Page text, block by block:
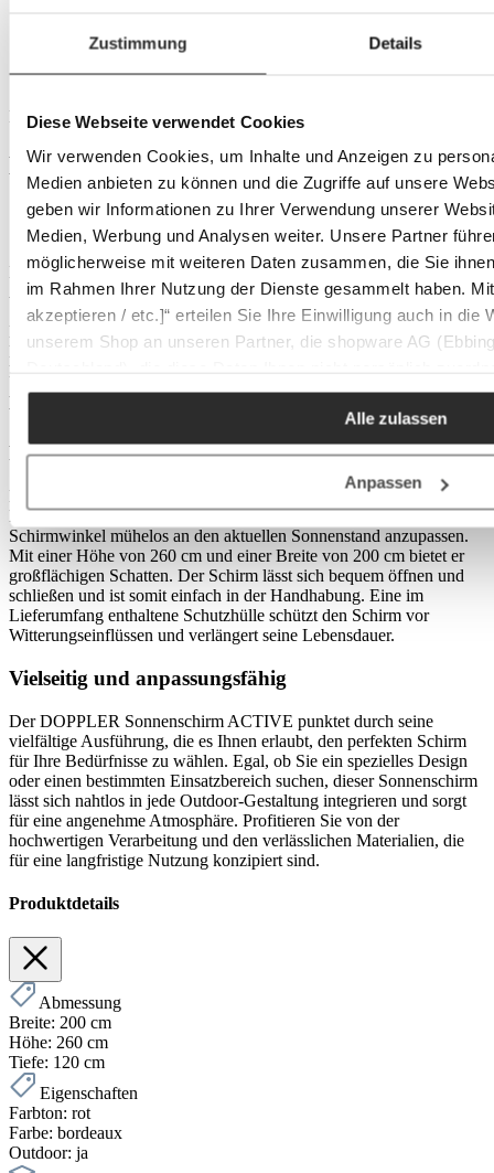
Zustimmung Details
Diese Webseite verwendet Cookies
Wir verwenden Cookies, um Inhalte und Anzeigen zu
Medien anbieten zu können und die Zugriffe auf unsere
geben wir Informationen zu Ihrer Verwendung unserer
Medien, Werbung und Analysen weiter. Unsere Partner
möglicherweise mit weiteren Daten zusammen, die Sie
im Rahmen Ihrer Nutzung der Dienste gesammelt haben.
akzeptieren / etc.]“ erteilen Sie Ihre Einwilligung auch in die
unserem Shop an unseren Partner, die shopware AG
Zwecken (z.B. Produktverbesserungen,
Alle zulassen
Anpassen
Versand
Bewertungen
Beschreibung
DOPPLER Sonnenschirm ACTIVE -
Schattenspendender Begleiter für Ihren
Outdoor-Bereich
Entdecken Sie den DOPPLER Sonnenschirm ACTIVE, das ideale
Accessoire für Ihre Terrasse, den Garten oder den Balkon. Dieser
Sonnenschirm kombiniert hochwertiges Design mit funktionalen
Eigenschaften und bietet einen zuverlässigen Schutz vor der Sonne.
Mit seinem robusten Aluminiumgestell ist er sowohl stabil als auch
langlebig. Das bordeauxfarbene Stoffmaterial verleiht Ihrem
Außenbereich eine elegante Note und ist gleichzeitig
witterungsbeständig.
Praktische Eigenschaften für hohen Komfort
Der DOPPLER Sonnenschirm ACTIVE ist mit einer flexiblen
Neigefunktion ausgestattet, die es Ihnen ermöglicht, den
Schirmwinkel mühelos an den aktuellen Sonnenstand anzupassen.
Mit einer Höhe von 260 cm und einer Breite von 200 cm bietet er
großflächigen Schatten. Der Schirm lässt sich bequem öffnen und
schließen und ist somit einfach in der Handhabung. Eine im
Lieferumfang enthaltene Schutzhülle schützt den Schirm vor
Witterungseinflüssen und verlängert seine Lebensdauer.
Vielseitig und anpassungsfähig
Der DOPPLER Sonnenschirm ACTIVE punktet durch seine
vielfältige Ausführung, die es Ihnen erlaubt, den perfekten Schirm
für Ihre Bedürfnisse zu wählen. Egal, ob Sie ein spezielles Design
oder einen bestimmten Einsatzbereich suchen, dieser Sonnenschirm
lässt sich nahtlos in jede Outdoor-Gestaltung integrieren und sorgt
für eine angenehme Atmosphäre. Profitieren Sie von der
hochwertigen Verarbeitung und den verlässlichen Materialien, die
für eine langfristige Nutzung konzipiert sind.
Produktdetails
Abmessung
Breite: 200 cm
Höhe: 260 cm
Tiefe: 120 cm
Eigenschaften
Farbton: rot
Farbe: bordeaux
Outdoor: ja